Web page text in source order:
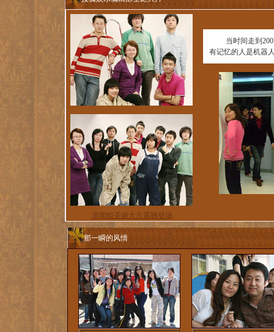
亲闻组圣诞大片震撼登场
当时间走到2007
有记忆的人是机器
那一瞬的风情